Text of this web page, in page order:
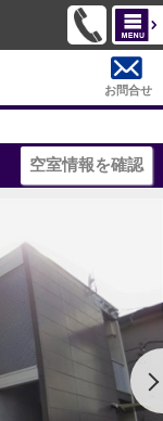
お問合せ
空室情報を確認